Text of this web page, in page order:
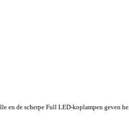
en de scherpe Full LED-koplampen geven